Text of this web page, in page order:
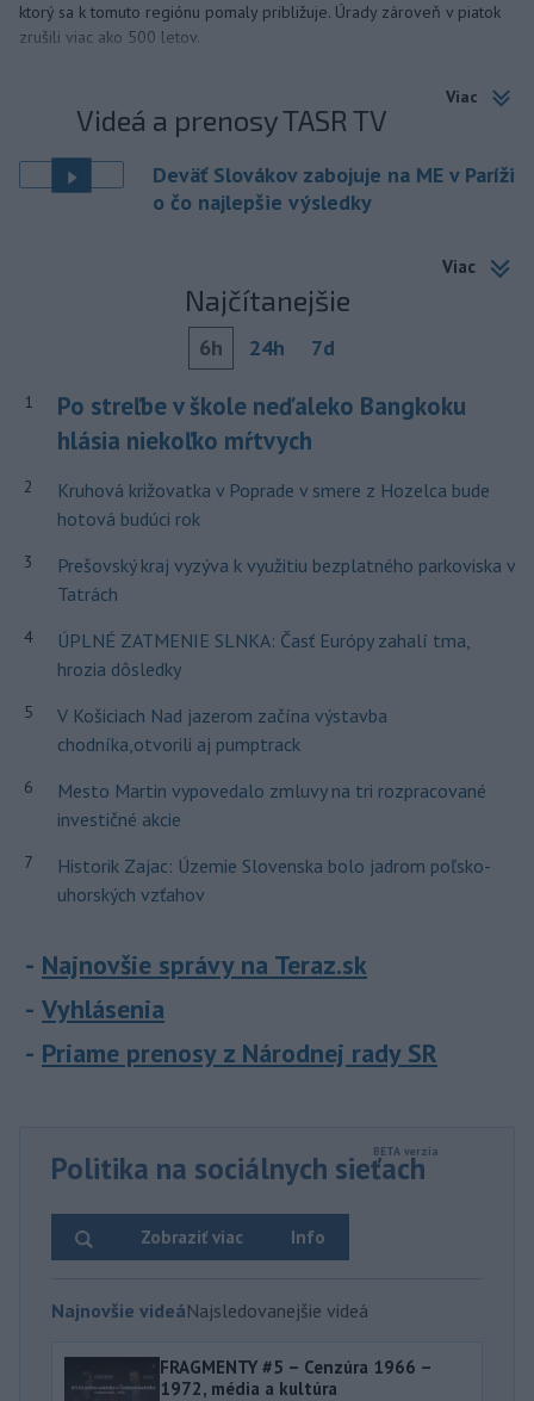
ktorý sa k tomuto regiónu pomaly približuje. Úrady zároveň v piatok
zrušili viac ako 500 letov.
Viac
Videá a prenosy TASR TV
Deväť Slovákov zabojuje na ME v Paríži
o čo najlepšie výsledky
Viac
Najčítanejšie
6h 24h 7d
1
Po streľbe v škole neďaleko Bangkoku
hlásia niekoľko mŕtvych
2
Kruhová križovatka v Poprade v smere z Hozelca bude
hotová budúci rok
3
Prešovský kraj vyzýva k využitiu bezplatného parkoviska v
Tatrách
4
ÚPLNÉ ZATMENIE SLNKA: Časť Európy zahalí tma,
hrozia dôsledky
5
V Košiciach Nad jazerom začína výstavba
chodníka,otvorili aj pumptrack
6
Mesto Martin vypovedalo zmluvy na tri rozpracované
investičné akcie
7
Historik Zajac: Územie Slovenska bolo jadrom poľsko-
uhorských vzťahov
Najnovšie správy na Teraz.sk
Vyhlásenia
Priame prenosy z Národnej rady SR
Politika na sociálnych sieťach
Info
Zobraziť viac
Najnovšie videáNajsledovanejšie videá
FRAGMENTY #5 – Cenzúra 1966 –
1972, média a kultúra